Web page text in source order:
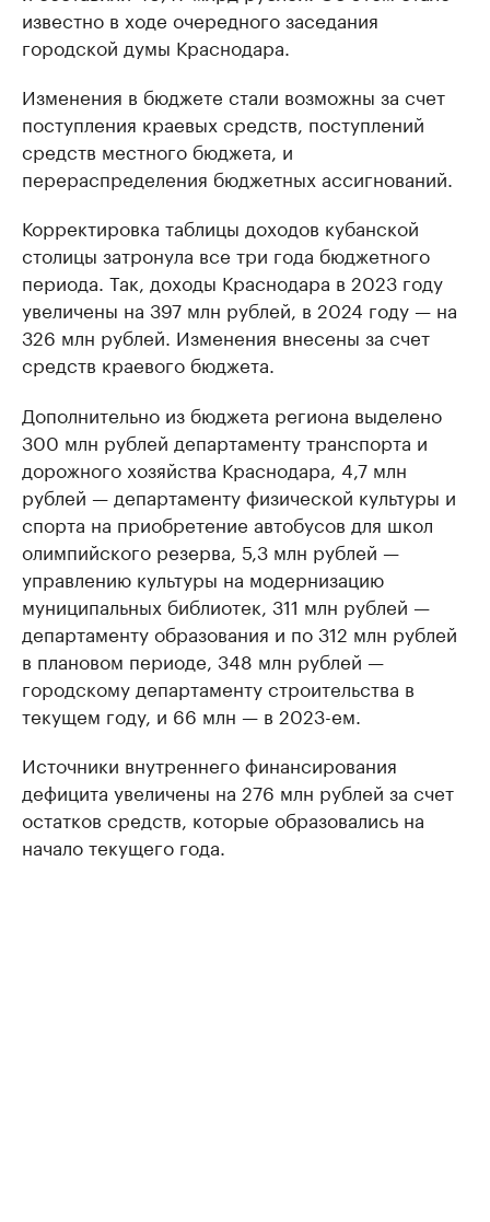
известно в ходе очередного заседания
городской думы Краснодара.
Изменения в бюджете стали возможны за счет
поступления краевых средств, поступлений
средств местного бюджета, и
перераспределения бюджетных ассигнований.
Корректировка таблицы доходов кубанской
столицы затронула все три года бюджетного
периода. Так, доходы Краснодара в 2023 году
увеличены на 397 млн рублей, в 2024 году — на
326 млн рублей. Изменения внесены за счет
средств краевого бюджета.
Дополнительно из бюджета региона выделено
300 млн рублей департаменту транспорта и
дорожного хозяйства Краснодара, 4,7 млн
рублей — департаменту физической культуры и
спорта на приобретение автобусов для школ
олимпийского резерва, 5,3 млн рублей —
управлению культуры на модернизацию
муниципальных библиотек, 311 млн рублей —
департаменту образования и по 312 млн рублей
в плановом периоде, 348 млн рублей —
городскому департаменту строительства в
текущем году, и 66 млн — в 2023-ем.
Источники внутреннего финансирования
дефицита увеличены на 276 млн рублей за счет
остатков средств, которые образовались на
начало текущего года.